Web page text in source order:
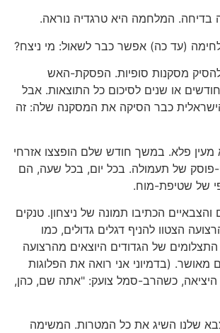
בדיחה. המלחמה היא טרגדיה נוראה.
מסקנות סופיות. הפסקת-האש
או שנים לסיכום כל התוצאות. אבל
כבר הסיקה את המסקנה שלה: זה
פלא. במשך חודש שלם הופצצו אזרחי
של תעמולה. בכל יום, בכל שעה, הם
של שטיפת-מוח.
והצבאיים הכתיבו תמונה של ניצחון. טנקים
הצטוו להניף דגלים גדולים, כמו
של הגדודים היוצאים מהרצועה
מאושר. (בדמיוני אני רואה את הפלוגות
כשהרב-סמל צועק: "אתה שם, כהן,
שלנו השיג את כל המטרות. המשימה